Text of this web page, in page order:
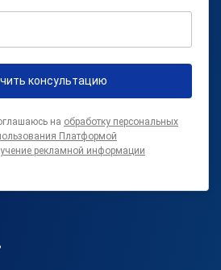
консультацию
на обработку персональных
Платформой
рекламной информации